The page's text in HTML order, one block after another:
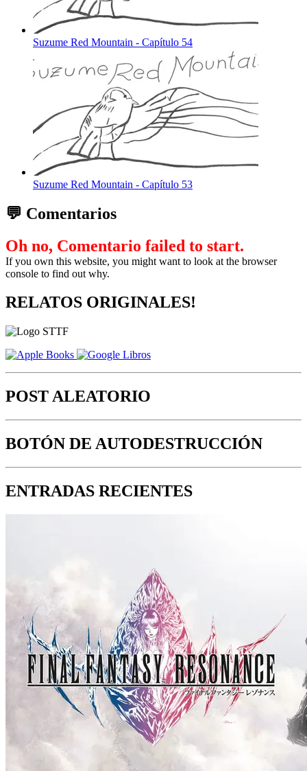
Suzume Red Mountain - Capítulo 54
Suzume Red Mountain - Capítulo 53
💬 Comentarios
Oh no, Comentario failed to start.
If you own this website, you might want to look at the browser
console to find out why.
RELATOS ORIGINALES!
POST ALEATORIO
BOTÓN DE AUTODESTRUCCIÓN
ENTRADAS RECIENTES